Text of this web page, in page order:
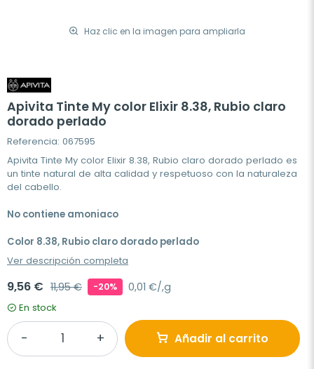
Haz clic en la imagen para ampliarla
Apivita Tinte My color Elixir 8.38, Rubio claro
dorado perlado
Referencia: 067595
Apivita Tinte My color Elixir 8.38, Rubio claro dorado perlado es
un tinte natural de alta calidad y respetuoso con la naturaleza
del cabello.
No contiene amoniaco
Color 8.38, Rubio claro dorado perlado
Ver descripción completa
9,56 € 11,95 € -20% 0,01 €/,g
En stock
Añadir al carrito